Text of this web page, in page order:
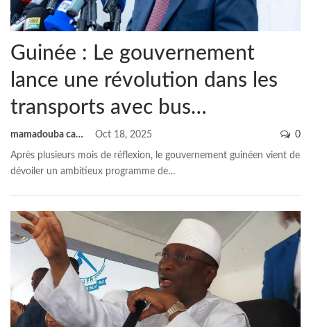
Guinée : Le gouvernement
lance une révolution dans les
transports avec bus…
mamadouba camara Oct 18, 2025 0
Après plusieurs mois de réflexion, le gouvernement guinéen vient de
dévoiler un ambitieux programme de…